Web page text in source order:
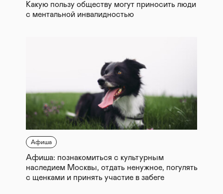
Какую пользу обществу могут приносить люди
с ментальной инвалидностью
Афиша
Афиша: познакомиться с культурным
наследием Москвы, отдать ненужное, погулять
с щенками и принять участие в забеге